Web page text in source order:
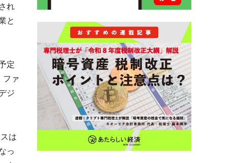
れ
と
定
ファ
ジ
は
っ